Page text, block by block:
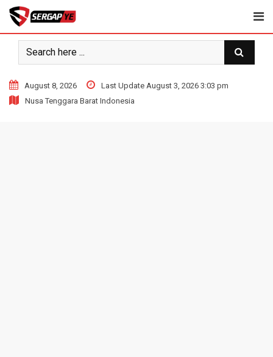
Skip
content
August 8, 2026
Last Update August 3, 2026 3:03 pm
Nusa Tenggara Barat Indonesia